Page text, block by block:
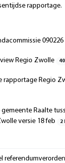
rapportage.
090226
Regio Zwolle
rapportage Regio
Raalte
versie 18 feb
2